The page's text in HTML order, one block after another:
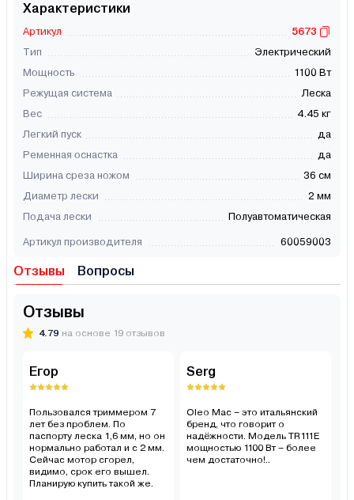
Характеристики
Артикул
5673
Тип
Электрический
Мощность
1100 Вт
Режущая система
Леска
Вес
4.45 кг
Легкий пуск
да
Ременная оснастка
да
Ширина среза ножом
36 см
Диаметр лески
2 мм
Подача лески
Полуавтоматическая
Артикул производителя 60059003
Отзывы Вопросы
Отзывы
4.79 на основе 19 отзывов
Егор
Пользовался триммером 7
лет без проблем. По
паспорту леска 1,6 мм, но он
нормально работал и с 2 мм.
Сейчас мотор сгорел,
видимо, срок его вышел.
Планирую купить такой же.
Serg
Oleo Mac – это итальянский
бренд, что говорит о
надёжности. Модель TR111E
мощностью 1100 Вт – более
чем достаточно!..